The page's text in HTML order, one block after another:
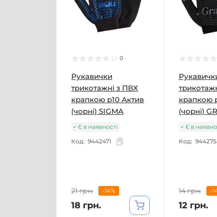
0
Рукавички
трикотажні з ПВХ
крапкою р10 Актив
(чорні) SIGMA
Є в наявності
Код: 9442471
21 грн. -14%
18 грн.
крапкою
(чорні)
Є в
Код:
14 грн. -
12 грн.